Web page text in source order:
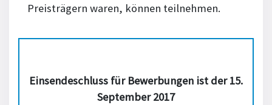
Preisträgern waren, können teilnehmen.
Einsendeschluss für Bewerbungen ist der 15.
September 2017